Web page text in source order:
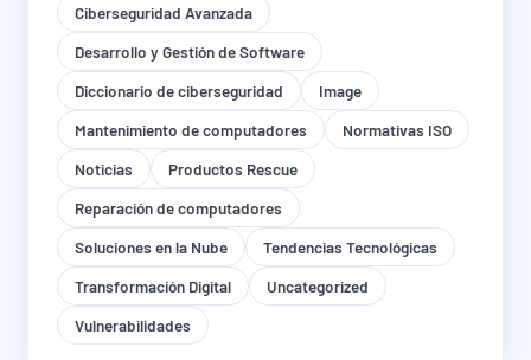
Ciberseguridad Avanzada
Desarrollo y Gestión de Software
Diccionario de ciberseguridad
Image
Mantenimiento de computadores
Normativas ISO
Noticias
Productos Rescue
Reparación de computadores
Soluciones en la Nube
Tendencias Tecnológicas
Transformación Digital
Uncategorized
Vulnerabilidades